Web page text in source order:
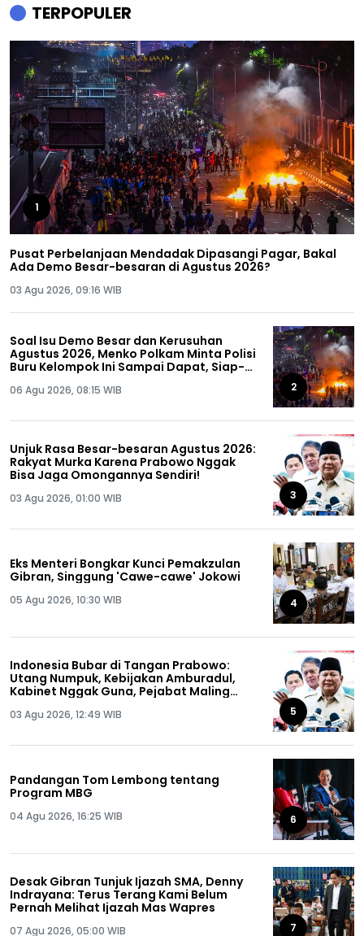
TERPOPULER
1
Pusat Perbelanjaan Mendadak Dipasangi Pagar, Bakal
Ada Demo Besar-besaran di Agustus 2026?
03 Agu 2026, 09:16 WIB
Soal Isu Demo Besar dan Kerusuhan
Agustus 2026, Menko Polkam Minta Polisi
Buru Kelompok Ini Sampai Dapat, Siap-
06 Agu 2026, 08:15 WIB 2
Unjuk Rasa Besar-besaran Agustus 2026:
Rakyat Murka Karena Prabowo Nggak
Bisa Jaga Omongannya Sendiri!
03 Agu 2026, 01:00 WIB 3
Eks Menteri Bongkar Kunci Pemakzulan
Gibran, Singgung 'Cawe-cawe' Jokowi
05 Agu 2026, 10:30 WIB 4
Indonesia Bubar di Tangan Prabowo:
Utang Numpuk, Kebijakan Amburadul,
Kabinet Nggak Guna, Pejabat Maling
03 Agu 2026, 12:49 WIB 5
Pandangan Tom Lembong tentang
Program MBG
04 Agu 2026, 16:25 WIB 6
Desak Gibran Tunjuk Ijazah SMA, Denny
Indrayana: Terus Terang Kami Belum
Pernah Melihat Ijazah Mas Wapres
07 Agu 2026, 05:00 WIB 7